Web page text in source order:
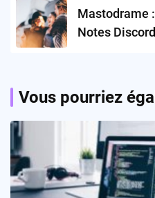
Mastodrame
Notes
Vous pourriez